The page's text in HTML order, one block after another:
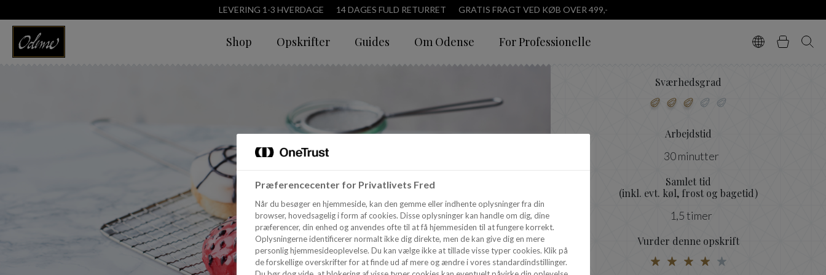
LEVERING 1-3 HVERDAGE 14 DAGES FULD RETURRET GRATIS FRAGT VED KØB OVER 499,-
Shop Opskrifter Guides Om Odense For Professionelle Vælg sprog
Kurv Søg
Sværhedsgrad
Arbejdstid
30 minutter
Samlet tid
(inkl. evt. køl, frost og bagetid)
1,5 timer
Vurder denne opskrift
Præferencecenter for Privatlivets Fred
Når du besøger en hjemmeside, kan den gemme eller indhente oplysninger fra din
browser, hovedsagelig i form af cookies. Disse oplysninger kan handle om dig, dine
præferencer, din enhed og anvendes ofte til at få hjemmesiden til at fungere korrekt.
Oplysningerne identificerer normalt ikke dig direkte, men de kan give dig en mere
personlig hjemmesideoplevelse. Du kan vælge ikke at tillade visse typer cookies. Klik på
de forskellige overskrifter for at finde ud af mere og ændre i vores standardindstillinger.